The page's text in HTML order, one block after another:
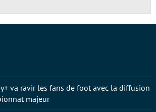
va ravir les fans de foot avec la diffusion
majeur